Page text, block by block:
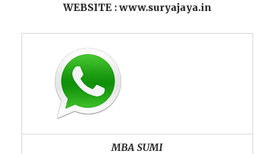
WEBSITE : www.suryajaya.in
MBA SUMI